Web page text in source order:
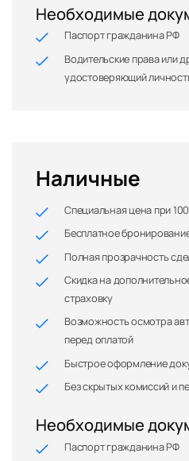
Необходимые
Паспорт гражданина РФ
Водительские права или
удостоверяющий
Наличные
Специальная цена при
Бесплатное
Полная прозрачность
Скидка на
страховку
Возможность осмотра
перед оплатой
Быстрое оформление
Без скрытых комиссий и
Необходимые
Паспорт гражданина РФ